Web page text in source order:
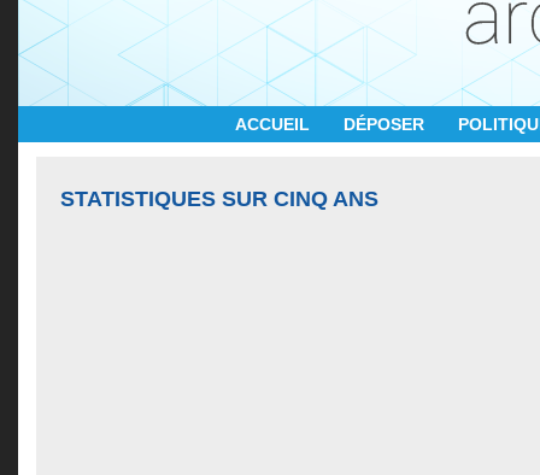
ACCUEIL DÉPOSER
STATISTIQUES SUR CINQ ANS